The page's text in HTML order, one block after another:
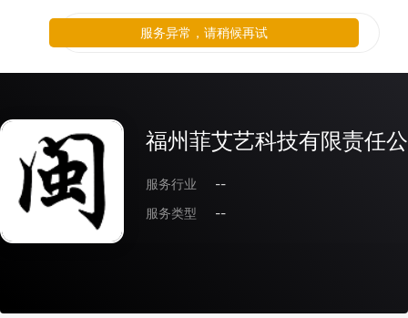
福州菲艾艺科技有限责任
服务行业
--
服务类型
--
服务异常，请稍候再试